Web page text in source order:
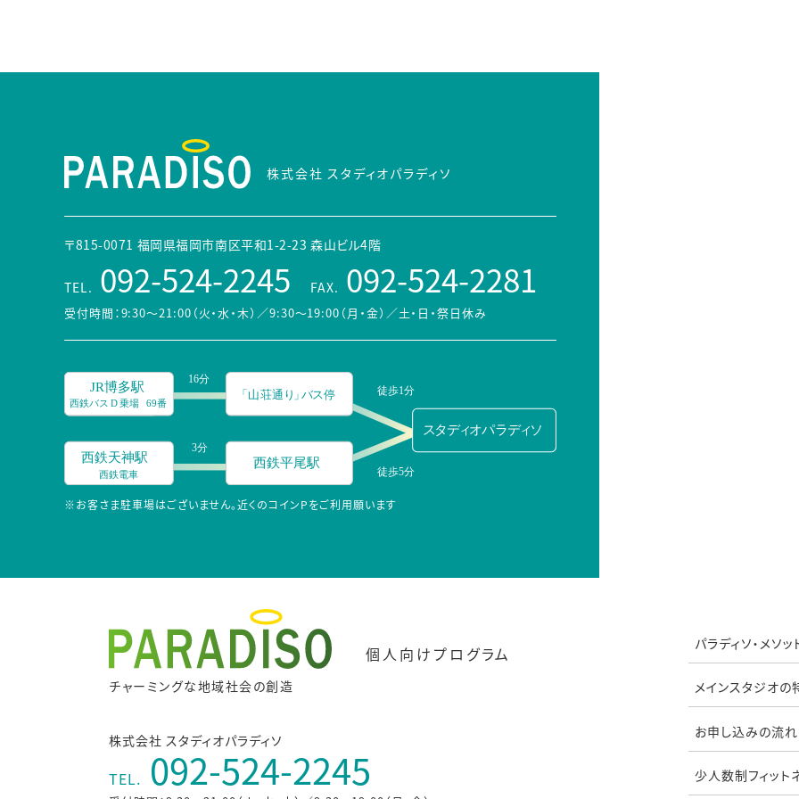
株式会社 スタディオパラディソ
〒815-0071 福岡県福岡市南区平和1-2-23 森山ビル4階
TEL. 092-524-2245 FAX. 092-524-2281
受付時間：9:30～21:00（火・水・木）／9:30～19:00（月・金） ／土・日・祭日休み
※お客さま駐車場はございません。近くのコインPをご利用願います
チャーミングな地域社会の創造
個人向けプログラム
株式会社 スタディオパラディソ
TEL. 092-524-2245
パラディソ・メソッ
メインスタジオの
お申し込みの流れ
少人数制フィット